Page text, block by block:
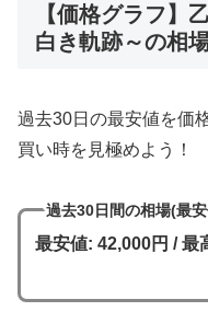
【価格グラフ】
白き軌跡～の相
過去30日の最安値を価
買い時を見極めよう！
過去30日間の相場(最
最安値: 42,000円 / 最